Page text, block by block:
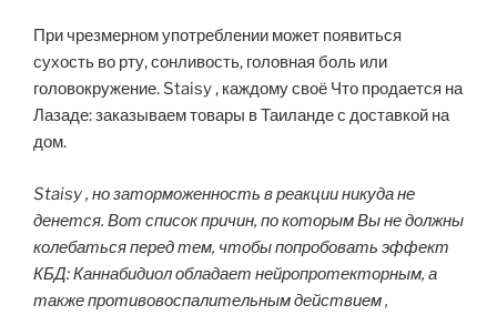
При чрезмерном употреблении может появиться
сухость во рту, сонливость, головная боль или
головокружение. Staisy , каждому своё Что продается на
Лазаде: заказываем товары в Таиланде с доставкой на
дом.
Staisy , но заторможенность в реакции никуда не
денется. Вот список причин, по которым Вы не должны
колебаться перед тем, чтобы попробовать эффект
КБД: Каннабидиол обладает нейропротекторным, а
также противовоспалительным действием ,